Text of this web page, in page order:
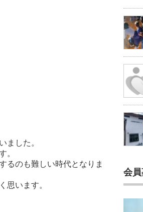
ました。
。
るのも難しい時代となりま
思います。
会